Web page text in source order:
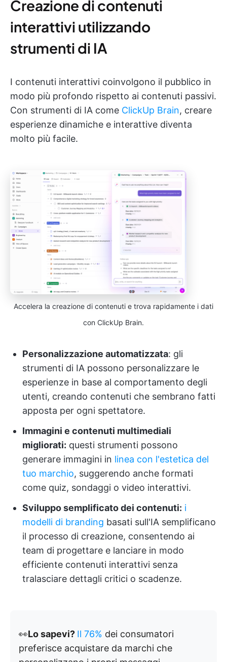
Creazione di contenuti
interattivi utilizzando
strumenti di IA
I contenuti interattivi coinvolgono il pubblico in
modo più profondo rispetto ai contenuti passivi.
Con strumenti di IA come ClickUp Brain, creare
esperienze dinamiche e interattive diventa
molto più facile.
Accelera la creazione di contenuti e trova rapidamente i dati
con ClickUp Brain.
Personalizzazione automatizzata: gli
strumenti di IA possono personalizzare le
esperienze in base al comportamento degli
utenti, creando contenuti che sembrano fatti
apposta per ogni spettatore.
Immagini e contenuti multimediali
migliorati: questi strumenti possono
generare immagini in linea con l'estetica del
tuo marchio, suggerendo anche formati
come quiz, sondaggi o video interattivi.
Sviluppo semplificato dei contenuti: i
modelli di branding basati sull'IA semplificano
il processo di creazione, consentendo ai
team di progettare e lanciare in modo
efficiente contenuti interattivi senza
tralasciare dettagli critici o scadenze.
👀Lo sapevi? Il 76% dei consumatori
preferisce acquistare da marchi che